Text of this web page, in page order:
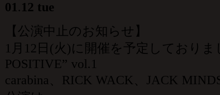
01.12 tue
【公演中止のお知らせ】
1月12日(火)に開催を予定しておりま
POSITIVE” vol.1
carabina、RICK WACK、JACK